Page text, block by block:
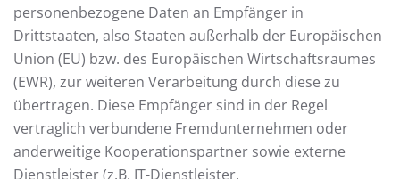
personenbezogene Daten an Empfänger in
Drittstaaten, also Staaten außerhalb der Europäischen
Union (EU) bzw. des Europäischen Wirtschaftsraumes
(EWR), zur weiteren Verarbeitung durch diese zu
übertragen. Diese Empfänger sind in der Regel
vertraglich verbundene Fremdunternehmen oder
anderweitige Kooperationspartner sowie externe
Dienstleister (z.B. IT-Dienstleister,